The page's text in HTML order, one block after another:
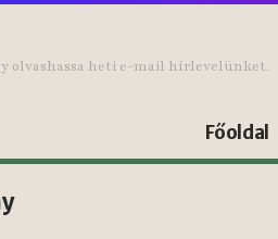
olvashassa heti e-mail hírlevelünket.
Főoldal